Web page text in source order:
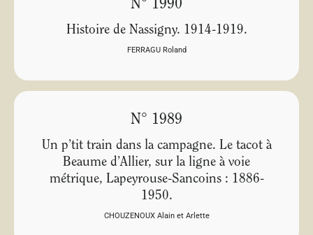
N° 1990
Histoire de Nassigny. 1914-1919.
FERRAGU Roland
N° 1989
Un p’tit train dans la campagne. Le tacot à
Beaume d’Allier, sur la ligne à voie
métrique, Lapeyrouse-Sancoins : 1886-
1950.
CHOUZENOUX Alain et Arlette